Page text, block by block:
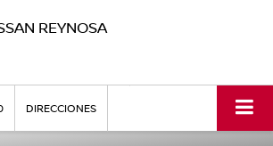
REYNOSA
DIRECCIONES